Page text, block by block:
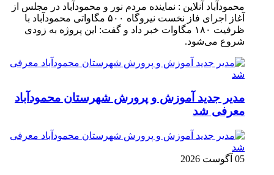
محمودآباد آنلاین : نماینده مردم نور و محمودآباد در مجلس از
آغاز اجرای فاز نخست نیروگاه ۵۰۰ مگاواتی محمودآباد با
ظرفیت ۱۸۰ مگاوات خبر داد و گفت: این پروژه به زودی
شروع می‌شود.
مدیر جدید آموزش و پرورش شهرستان محمودآباد
معرفی شد
05 آگوست 2026